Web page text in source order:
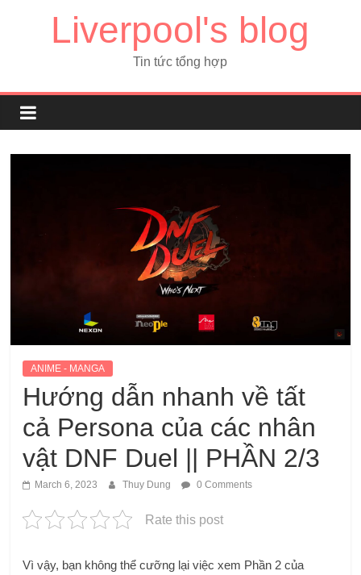
Liverpool's blog
Tin tức tổng hợp
ANIME - MANGA
Hướng dẫn nhanh về tất
cả Persona của các nhân
vật DNF Duel || PHẦN 2/3
March 6, 2023 Thuy Dung 0 Comments
Rate this post
Vì vậy, bạn không thể cưỡng lại việc xem Phần 2 của